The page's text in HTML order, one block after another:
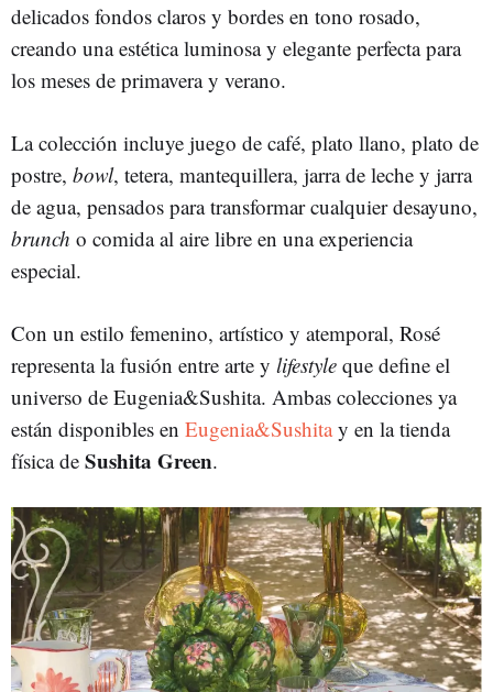
delicados fondos claros y bordes en tono rosado,
creando una estética luminosa y elegante perfecta para
los meses de primavera y verano.
La colección incluye juego de café, plato llano, plato de
postre, bowl, tetera, mantequillera, jarra de leche y jarra
de agua, pensados para transformar cualquier desayuno,
brunch o comida al aire libre en una experiencia
especial.
Con un estilo femenino, artístico y atemporal, Rosé
representa la fusión entre arte y lifestyle que define el
universo de Eugenia&Sushita. Ambas colecciones ya
están disponibles en Eugenia&Sushitay en la tienda
física de Sushita Green.